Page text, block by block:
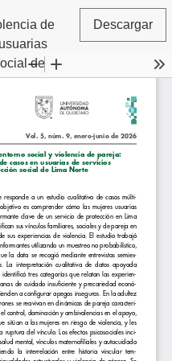
de
de
Descargar